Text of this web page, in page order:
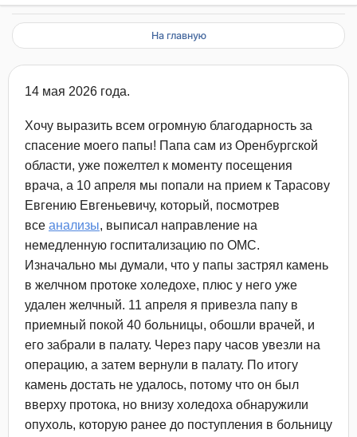
На главную
14 мая 2026 года.
Хочу выразить всем огромную благодарность за
спасение моего папы! Папа сам из Оренбургской
области, уже пожелтел к моменту посещения
врача, а 10 апреля мы попали на прием к Тарасову
Евгению Евгеньевичу, который, посмотрев
все анализы​, выписал направление на
немедленную госпитализацию по ОМС.
Изначально мы думали, что у папы застрял камень
в желчном протоке холедохе, плюс у него уже
удален желчный. 11 апреля я привезла папу в
приемный покой 40 больницы, обошли врачей, и
его забрали в палату. Через пару часов увезли на
операцию, а затем вернули в палату. По итогу
камень достать не удалось, потому что он был
вверху протока, но внизу холедоха обнаружили
опухоль, которую ранее до поступления в больницу